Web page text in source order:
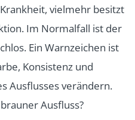
vielmehr besitzt
Im Normalfall ist der
Ein Warnzeichen ist
Konsistenz und
Ausflusses verändern.
Ausfluss?